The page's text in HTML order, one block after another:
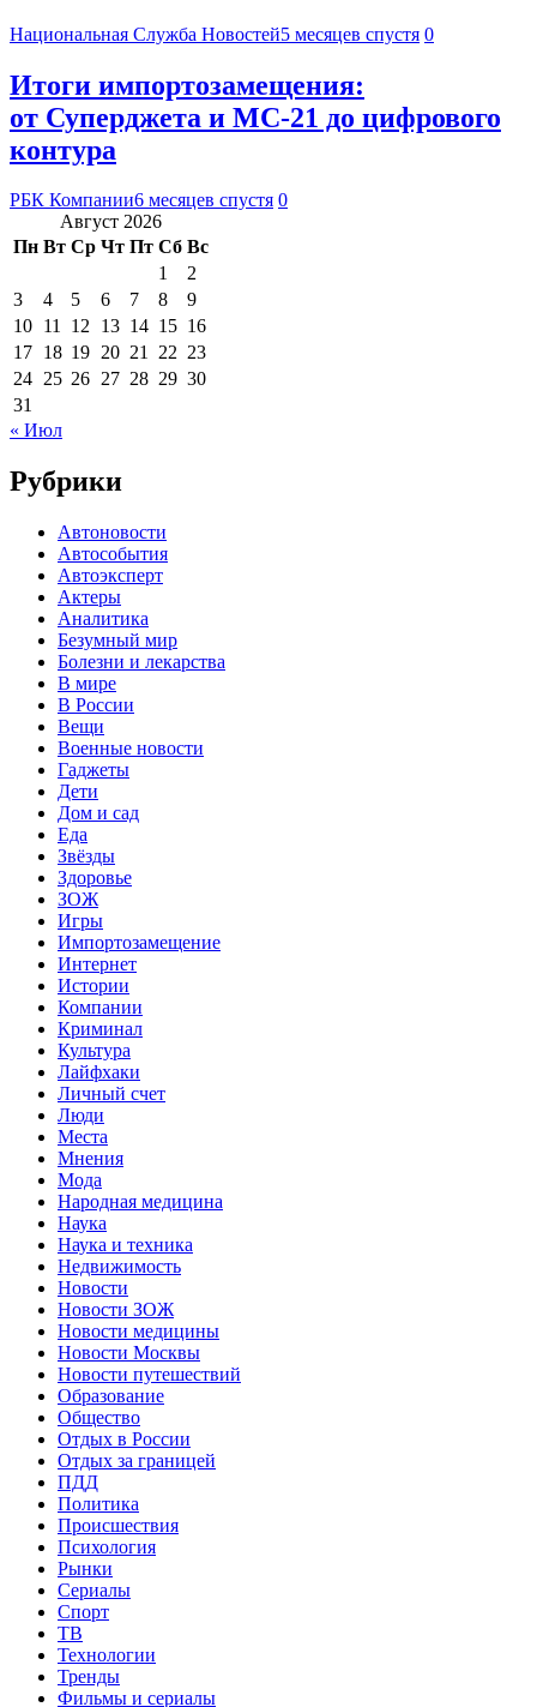
Национальная Служба Новостей5 месяцев спустя 0
Итоги импортозамещения:
от Суперджета и МС-21 до цифрового
контура
РБК Компании6 месяцев спустя 0
Август 2026
Пн Вт Ср Чт Пт Сб Вс
1
2
3
4 5 6 7 8
9
10 11 12 13 14 15 16
17 18 19 20 21 22 23
24 25 26 27 28 29 30
31
« Июл
Рубрики
Автоновости
Автособытия
Автоэксперт
Актеры
Аналитика
Безумный мир
Болезни и лекарства
В мире
В России
Вещи
Военные новости
Гаджеты
Дети
Дом и сад
Еда
Звёзды
Здоровье
ЗОЖ
Игры
Импортозамещение
Интернет
Истории
Компании
Криминал
Культура
Лайфхаки
Личный счет
Люди
Места
Мнения
Мода
Народная медицина
Наука
Наука и техника
Недвижимость
Новости
Новости ЗОЖ
Новости медицины
Новости Москвы
Новости путешествий
Образование
Общество
Отдых в России
Отдых за границей
ПДД
Политика
Происшествия
Психология
Рынки
Сериалы
Спорт
ТВ
Технологии
Тренды
Фильмы и сериалы